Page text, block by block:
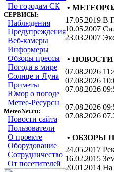
По городам СК
СЕРВИСЫ:
Наблюдения
Предупреждения
Веб-камеры
Информеры
Обзоры прессы
Погода в мире
Солнце и Луна
Приметы
Юмор о погоде
Метео-Ресурсы
MeteoNet.ru:
Новости сайта
Пользователи
О проекте
Оборудование
Сотрудничество
От посетителей
•
17.05.2019 В
10.05.2007
23.03.2007
•
07.08.2026
07.08.2026
07.08.2026
07.08.2026
07.08.2026
• ОБЗОРЫ
24.05.2017
16.02.2015
20.01.2014 На